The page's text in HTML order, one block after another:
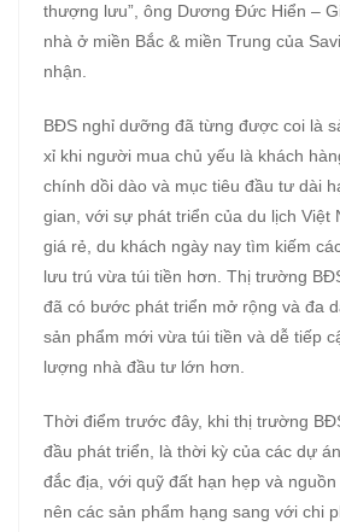
thượng lưu”, ông Dương Đức Hiển –
nhà ở miền Bắc & miền Trung của
nhận.
BĐS nghỉ dưỡng đã từng được coi là
xỉ khi người mua chủ yếu là khách
chính dồi dào và mục tiêu đầu tư dài
gian, với sự phát triển của du lịch Việt
giá rẻ, du khách ngày nay tìm kiếm
lưu trú vừa túi tiền hơn. Thị trường
đã có bước phát triển mở rộng và đa
sản phẩm mới vừa túi tiền và dễ tiếp
lượng nhà đầu tư lớn hơn.
Thời điểm trước đây, khi thị trường
đầu phát triển, là thời kỳ của các dự
đắc địa, với quỹ đất hạn hẹp và
nên các sản phẩm hạng sang với chi